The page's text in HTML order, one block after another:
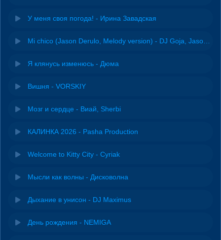
У меня своя погода! - Ирина Завадская
Я клянусь изменюсь - Дюма
Вишня - VORSKIY
Мозг и сердце - Виай, Sherbi
КАЛИНКА 2026 - Pasha Production
Welcome to Kitty City - Cyriak
Мысли как волны - Дисковолна
Дыхание в унисон - DJ Maximus
День рождения - NEMIGA